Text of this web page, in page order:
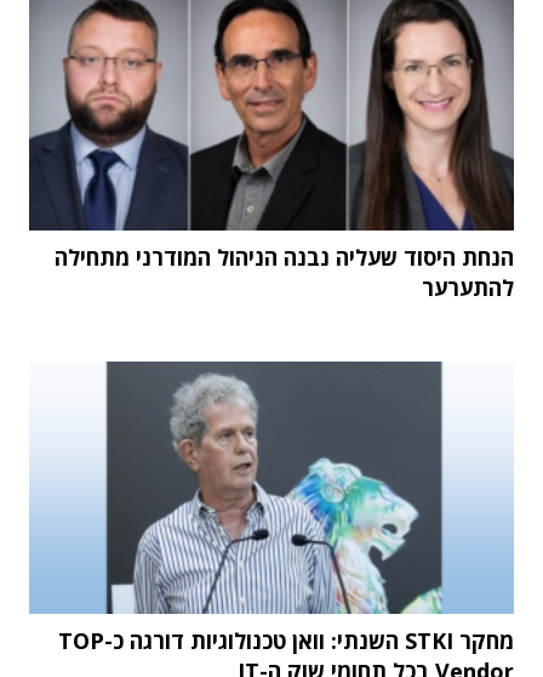
הנחת היסוד שעליה נבנה הניהול המודרני מתחילה
להתערער
מחקר STKI השנתי: וואן טכנולוגיות דורגה כ-TOP
Vendor בכל תחומי שוק ה-IT